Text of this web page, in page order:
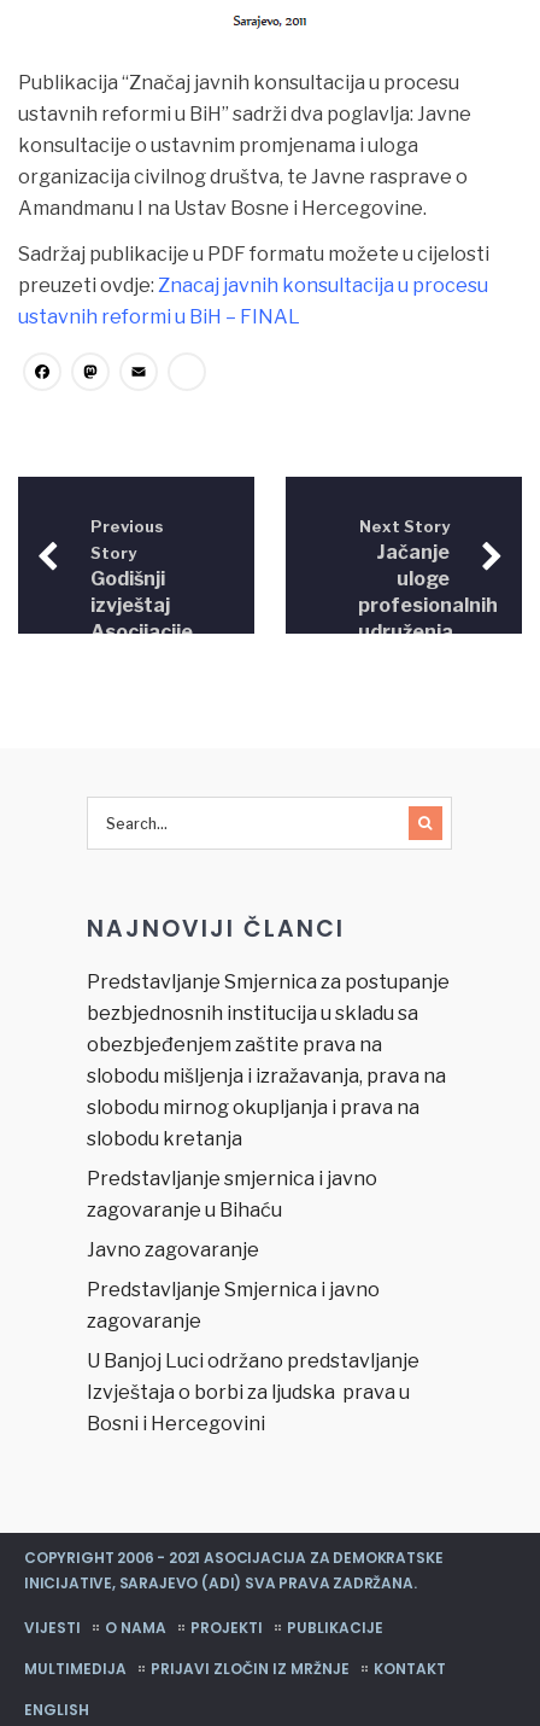
Publikacija “Značaj javnih konsultacija u procesu
ustavnih reformi u BiH” sadrži dva poglavlja: Javne
konsultacije o ustavnim promjenama i uloga
organizacija civilnog društva, te Javne rasprave o
Amandmanu I na Ustav Bosne i Hercegovine.
Sadržaj publikacije u PDF formatu možete u cijelosti
preuzeti ovdje: Znacaj javnih konsultacija u procesu
ustavnih reformi u BiH – FINAL
Facebook
Mastodon
Previous
Story
Godišnji
izvještaj
Asocijacije
Next Story
Jačanje
uloge
profesionalnih
udruženja
NAJNOVIJI ČLANCI
Predstavljanje Smjernica za postupanje
bezbjednosnih institucija u skladu sa
obezbjeđenjem zaštite prava na
slobodu mišljenja i izražavanja, prava na
slobodu mirnog okupljanja i prava na
slobodu kretanja
Predstavljanje smjernica i javno
zagovaranje u Bihaću
Javno zagovaranje
Predstavljanje Smjernica i javno
zagovaranje
U Banjoj Luci održano predstavljanje
Izvještaja o borbi za ljudska prava u
Bosni i Hercegovini
COPYRIGHT 2006 - 2021 ASOCIJACIJA ZA DEMOKRATSKE
INICIJATIVE, SARAJEVO (ADI) SVA PRAVA ZADRŽANA.
VIJESTI O NAMA PROJEKTI
PUBLIKACIJE
MULTIMEDIJA
PRIJAVI ZLOČIN IZ MRŽNJE
KONTAKT
ENGLISH